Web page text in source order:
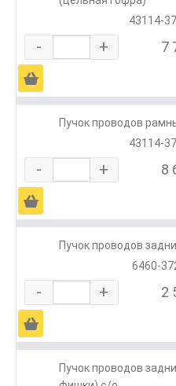
43114-
- + 7
Ä
Пучок проводов
43114-
- + 8
Ä
Пучок проводов
6460-
- + 2
Ä
Пучок проводов